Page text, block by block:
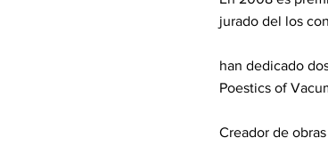
jurado del los
han dedicado
Poestics of
Creador de